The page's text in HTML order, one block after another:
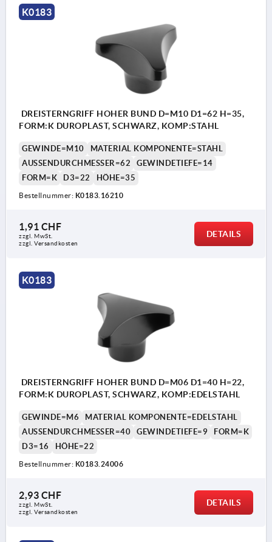
K0183
DREISTERNGRIFF HOHER BUND D=M10 D1=62 H=35,
FORM:K DUROPLAST, SCHWARZ, KOMP:STAHL
GEWINDE=M10
MATERIAL KOMPONENTE=STAHL
AUSSENDURCHMESSER=62
GEWINDETIEFE=14
FORM=K
D3=22 HÖHE=35
Bestellnummer: K0183.16210
1,91 CHF
zzgl. MwSt.
zzgl. Versandkosten
DETAILS
K0183
DREISTERNGRIFF HOHER BUND D=M06 D1=40 H=22,
FORM:K DUROPLAST, SCHWARZ, KOMP:EDELSTAHL
GEWINDE=M6
MATERIAL KOMPONENTE=EDELSTAHL
AUSSENDURCHMESSER=40
GEWINDETIEFE=9
FORM=K
D3=16
HÖHE=22
Bestellnummer: K0183.24006
2,93 CHF
zzgl. MwSt.
zzgl. Versandkosten
DETAILS